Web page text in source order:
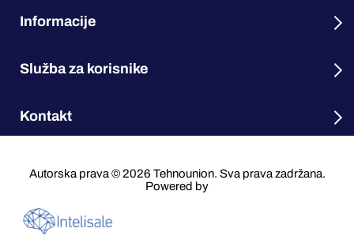
Informacije
Služba za korisnike
Kontakt
Autorska prava © 2026 Tehnounion. Sva prava zadržana.
Powered by